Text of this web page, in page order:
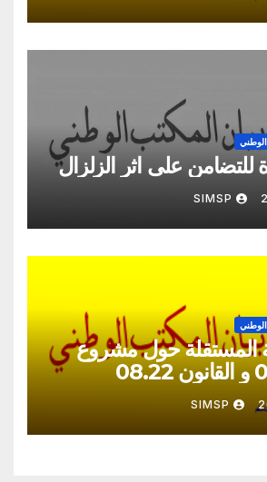
للتضامن على اثر الزلزال
SIMSP
المستقلة حول مشروع
SIMSP